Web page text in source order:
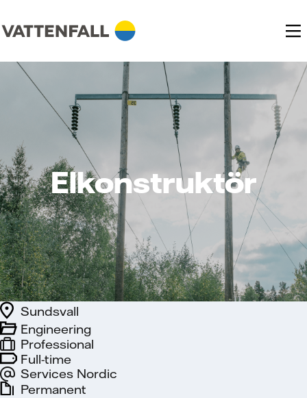
Elkonstruktör
Full-time
Services Nordic
Engineering
Sundsvall
Professional
Permanent